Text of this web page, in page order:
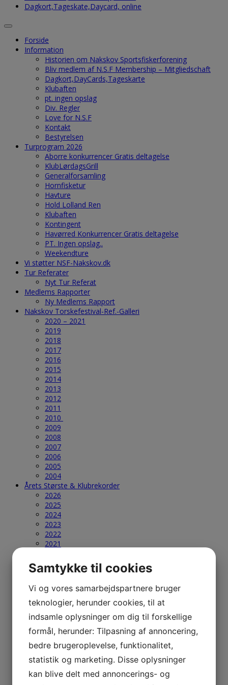
Dagkort,Tageskate,Daycard, online
Forside
Information
Historien om Nakskov Sportsfiskerforening
Bliv medlem af N.S.F Membership – Mitgliedschaft
Dagkort,DayCards,Tageskarte
Klubaften
pt. ingen opslag
Div. Regler
Love for N.S.F
Kontakt
Bestyrelsen
Turprogram 2026
Aborre konkurrencer Gratis deltagelse
KlubLørdagsGrill
Generalforsamling
Hornfisketur
Havture
Hold Lolland Ren
Klubaften
Kontingent
Havørred Konkurrencer Gratis deltagelse
PT. Ingen opslag..
Weekendture
Vi støtter NSF-Nakskov.dk
Tur Referater
Nyt Tur Referat
Medlems Rapporter
Ny Medlems Rapport
Nakskov Torskefestival-Ref.-Galleri
2020 – 2021
2019
2018
2017
2016
2015
2014
2013
2012
2011
2010
2009
2008
2007
2006
2005
2004
Årets Største & Klubrekorder
2026
2025
2024
2023
2022
2021
2019
2018
2016
2015
2014
2013
2012
2011
2010
Fra 2009 til 1970
Klubrekorder 1970-2025
Gamle N.S.F. & ABU film
Samtykke til cookies
Vi og vores samarbejdspartnere bruger
teknologier, herunder cookies, til at
indsamle oplysninger om dig til forskellige
formål, herunder: Tilpasning af annoncering,
bedre brugeroplevelse, funktionalitet,
statistik og marketing. Disse oplysninger
kan blive delt med annoncerings- og